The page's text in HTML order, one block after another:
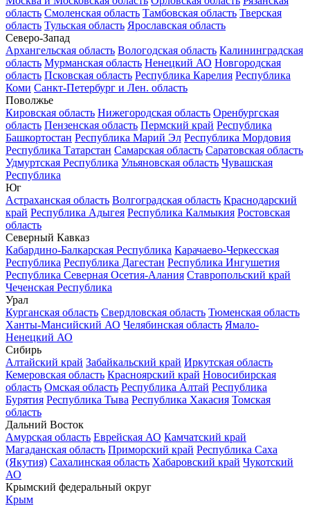
область Смоленская область Тамбовская область Тверская
область Тульская область Ярославская область
Северо-Запад
Архангельская область Вологодская область Калининградская
область Мурманская область Ненецкий АО Новгородская
область Псковская область Республика Карелия Республика
Коми Санкт-Петербург и Лен. область
Поволжье
Кировская область Нижегородская область Оренбургская
область Пензенская область Пермский край Республика
Башкортостан Республика Марий Эл Республика Мордовия
Республика Татарстан Самарская область Саратовская область
Удмуртская Республика Ульяновская область Чувашская
Республика
Юг
Астраханская область Волгоградская область Краснодарский
край Республика Адыгея Республика Калмыкия Ростовская
область
Северный Кавказ
Кабардино-Балкарская Республика Карачаево-Черкесская
Республика Республика Дагестан Республика Ингушетия
Республика Северная Осетия-Алания Ставропольский край
Чеченская Республика
Урал
Курганская область Свердловская область Тюменская область
Ханты-Мансийский АО Челябинская область Ямало-
Ненецкий АО
Сибирь
Алтайский край Забайкальский край Иркутская область
Кемеровская область Красноярский край Новосибирская
область Омская область Республика Алтай Республика
Бурятия Республика Тыва Республика Хакасия Томская
область
Дальний Восток
Амурская область Еврейская АО Камчатский край
Магаданская область Приморский край Республика Саха
(Якутия) Сахалинская область Хабаровский край Чукотский
АО
Крымский федеральный округ
Крым